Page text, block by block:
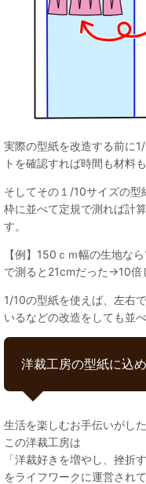
実際の型紙を改造する前に
トを確認すれば時間も材料
そしてその１/10サイズの型
枠に並べて定規で測れば計
す。
【例】150ｃｍ幅の生地な
で測ると21cmだった→10倍
1/10の型紙を使えば、左右
いるなどの改造をしても並
洋裁工房の型紙に込
生活を楽しむお手伝いがし
この洋裁工房は
「洋裁好きを増やし、挫折
をライフワークに運営されて